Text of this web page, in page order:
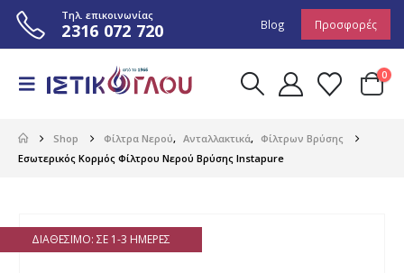
Τηλ. επικοινωνίας
2316 072 720 Blog Προσφορές
0
Shop Φίλτρα Νερού, Ανταλλακτικά, Φίλτρων Βρύσης
Εσωτερικός Κορμός Φίλτρου Νερού Βρύσης Instapure
ΔΙΑΘΈΣΙΜΟ: ΣΕ 1-3 ΗΜΈΡΕΣ